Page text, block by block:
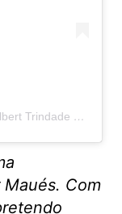
Uma publicação compartilhada por Dr. Albert Trindade ????CRO/AM-9302 (@dr.albertrindade)
Com